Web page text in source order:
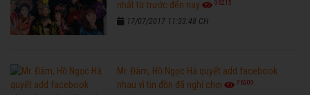
nhất từ trước đến nay
96215
17/07/2017 11:33:48 CH
Mr. Đàm, Hồ Ngọc Hà quyết add facebook
nhau vì tin đồn đã nghỉ chơi
76309